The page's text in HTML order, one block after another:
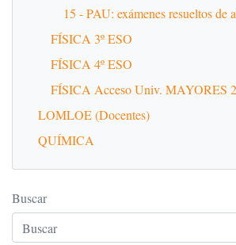
15 - PAU: exámenes resueltos de
FÍSICA 3º ESO
FÍSICA 4º ESO
FÍSICA Acceso Univ. MAYORES
LOMLOE (Docentes)
QUÍMICA
Buscar